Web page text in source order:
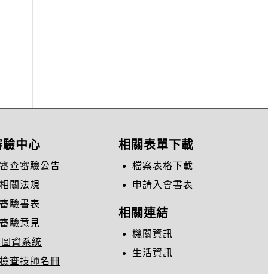
驗中心
查審驗公告
關法規
驗書表
驗意見
資系統
查技師名冊
相關表單下載
檔案表格下載
申請入會書表
相關連結
機關資訊
生活資訊